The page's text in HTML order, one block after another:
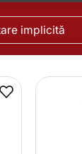
implicită